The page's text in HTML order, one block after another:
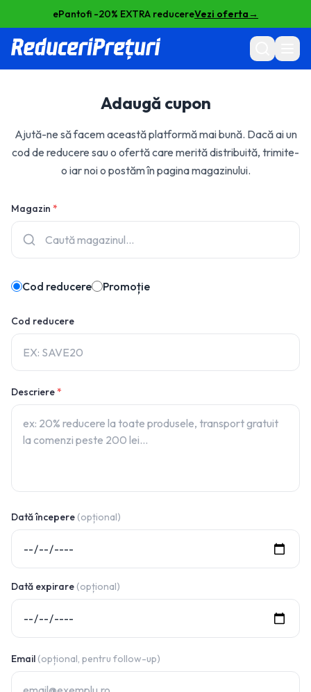
ePantofi -20% EXTRA reducereVezi oferta→
Adaugă cupon
Ajută-ne să facem această platformă mai bună. Dacă ai un
cod de reducere sau o ofertă care merită distribuită, trimite-
o iar noi o postăm în pagina magazinului.
Magazin *
Cod reducere Promoție
Cod reducere
Descriere*
Dată începere (opțional)
Dată expirare (opțional)
Email (opțional, pentru follow-up)